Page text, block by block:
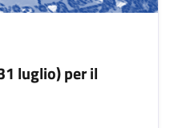
luglio) per il